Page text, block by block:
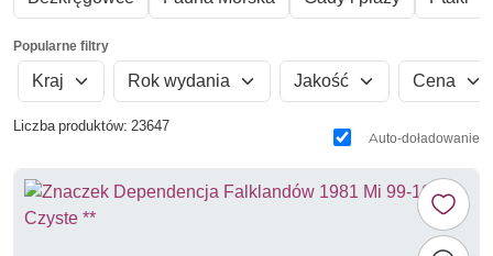
Popularne filtry
Kraj Rok wydania Jakość Cena
Liczba produktów: 23647
Auto-doładowanie